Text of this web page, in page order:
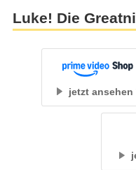
Luke! Die
jetzt ansehen